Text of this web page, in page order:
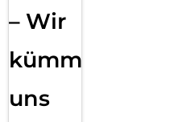
– Wir
kümmern
uns